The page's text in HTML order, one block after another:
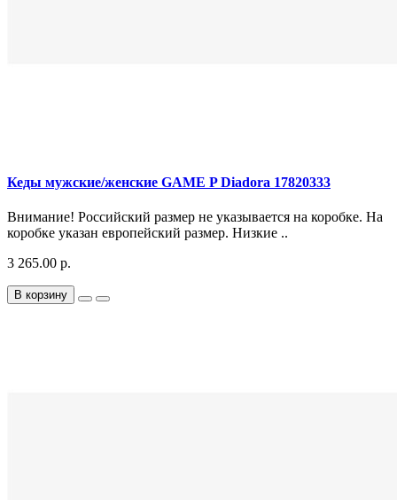
Кеды мужские/женские GAME P Diadora 17820333
Внимание! Российский размер не указывается на коробке. На
коробке указан европейский размер. Низкие ..
3 265.00 р.
В корзину